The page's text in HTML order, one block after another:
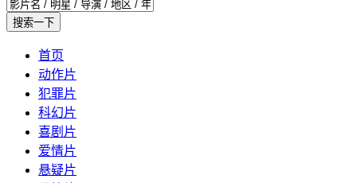
首页
动作片
犯罪片
科幻片
喜剧片
爱情片
悬疑片